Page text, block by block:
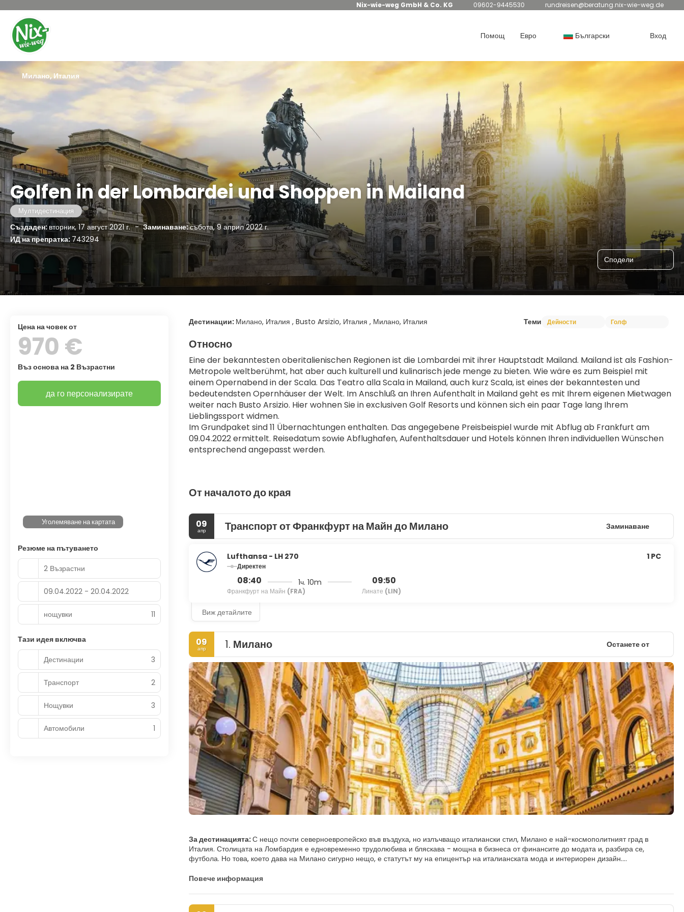
Nix-wie-weg GmbH & Co. KG 09602-9445530 rundreisen@beratung.nix-wie-weg.de
Помощ Евро Български Вход
Golfen in der Lombardei und Shoppen in Mailand
Мултидестинация
Създаден:вторник, 17 август 2021 г. - Заминаване:събота, 9 април 2022 г.
ИД на препратка:743294
Сподели
Милано, Италия
Дестинации: Милано, Италия , Busto Arsizio, Италия , Милано, Италия Теми Дейности Голф
Относно
Eine der bekanntesten oberitalienischen Regionen ist die Lombardei mit ihrer Hauptstadt Mailand. Mailand ist als Fashion-
Metropole weltberühmt, hat aber auch kulturell und kulinarisch jede menge zu bieten. Wie wäre es zum Beispiel mit
einem Opernabend in der Scala. Das Teatro alla Scala in Mailand, auch kurz Scala, ist eines der bekanntesten und
bedeutendsten Opernhäuser der Welt. Im Anschluß an Ihren Aufenthalt in Mailand geht es mit Ihrem eigenen Mietwagen
weiter nach Busto Arsizio. Hier wohnen Sie in exclusiven Golf Resorts und können sich ein paar Tage lang Ihrem
Lieblingssport widmen.
Im Grundpaket sind 11 Übernachtungen enthalten. Das angegebene Preisbeispiel wurde mit Abflug ab Frankfurt am
09.04.2022 ermittelt. Reisedatum sowie Abflughafen, Aufenthaltsdauer und Hotels können Ihren individuellen Wünschen
entsprechend angepasst werden.
От началото до края
09
апр Транспорт от Франкфурт на Майн до Милано Заминаване
Lufthansa - LH 270
Директен
08:40
Франкфурт на Майн (FRA)
1ч. 10m 09:50
Линате (LIN)
1 PC
Виж детайлите
09
апр 1. Милано Останете от
За дестинацията:С нещо почти северноевропейско във въздуха, но излъчващо италиански стил, Милано е най-космополитният град в
Италия. Столицата на Ломбардия е едновременно трудолюбива и бляскава - мощна в бизнеса от финансите до модата и, разбира се,
футбола. Но това, което дава на Милано сигурно нещо, е статутът му на епицентър на италианската мода и интериорен дизайн.
Милано, който внимателно пази репутацията си за усет, драма и творчество, е естествената сцена на Италия. Това със сигурност е едно от
Италия и като такъв не е изненадващо делови на външен вид. На пръв поглед липсва уау факторът, но ако отделите време и сте решени да
разгледате улиците на Милано, ще получите достъп до естетически привлекателните му скъпоценни камъни - и те съществуват. Изрежете
Повече информация
цена на човек от
970 €
Въз основа на 2 Възрастни
да го персонализирате
Уголемяване на картата
Резюме на пътуването
2 Възрастни
09.04.2022 - 20.04.2022
нощувки 11
Тази идея включва
Дестинации
3
Транспорт 2
Нощувки 3
Автомобили 1